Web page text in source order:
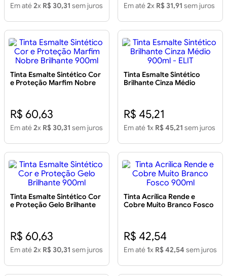
Em até2x R$ 30,31 sem juros Em até2x R$ 31,91 sem juros
Tinta Esmalte Sintético Cor
e Proteção Marfim Nobre
R$ 60,63
Em até2x R$ 30,31 sem juros
Tinta Esmalte Sintético
Brilhante Cinza Médio
R$ 45,21
Em até 1x R$ 45,21 sem juros
Tinta Esmalte Sintético Cor
e Proteção Gelo Brilhante
R$ 60,63
Em até2x R$ 30,31 sem juros
Tinta Acrílica Rende e
Cobre Muito Branco Fosco
R$ 42,54
Em até 1x R$ 42,54 sem juros